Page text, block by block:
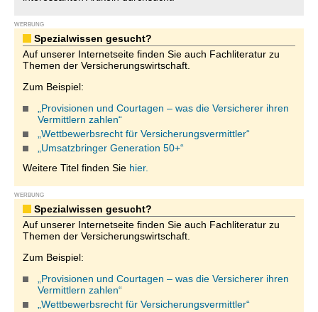
WERBUNG
Spezialwissen gesucht?
Auf unserer Internetseite finden Sie auch Fachliteratur zu
Themen der Versicherungswirtschaft.
Zum Beispiel:
„Provisionen und Courtagen – was die Versicherer ihren
Vermittlern zahlen“
„Wettbewerbsrecht für Versicherungsvermittler“
„Umsatzbringer Generation 50+“
Weitere Titel finden Sie hier.
WERBUNG
Spezialwissen gesucht?
Auf unserer Internetseite finden Sie auch Fachliteratur zu
Themen der Versicherungswirtschaft.
Zum Beispiel:
„Provisionen und Courtagen – was die Versicherer ihren
Vermittlern zahlen“
„Wettbewerbsrecht für Versicherungsvermittler“